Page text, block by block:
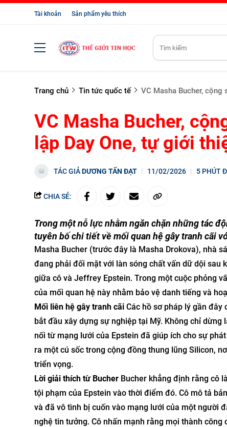
Tài khoản Sản phẩm yêu thích
Trang chủ Tin tức quốc tế VC Masha Bucher, cộng
VC Masha Bucher,
lập Day One, tự giới
TÁC GIẢDƯƠNG TẤN ĐẠT 11/02/2026 5 PHÚT
CHIA SẺ:
Trong một nỗ lực nhằm ngăn chặn những tác
tuyên bố chi tiết về mối quan hệ gây tranh cãi
Masha Bucher (trước đây là Masha Drokova), nhà
đang phải đối mặt với làn sóng chất vấn dữ dội sau
giữa cô và Jeffrey Epstein. Trong một cuộc phỏng
của mối quan hệ này nhằm bảo vệ danh tiếng và
Mối liên hệ gây tranh cãi Các hồ sơ pháp lý gần
bắt đầu xây dựng sự nghiệp tại Mỹ. Không chỉ
nối từ mạng lưới của Epstein đã giúp ích cho sự
ra một cú sốc trong cộng đồng thung lũng Silicon,
triển vọng.
Lời giải thích từ Bucher Bucher khẳng định rằng cô
tội phạm của Epstein vào thời điểm đó. Cô mô tả
và đã vô tình bị cuốn vào mạng lưới của một người
nghệ tin tưởng. Cô nhấn mạnh rằng mọi thành